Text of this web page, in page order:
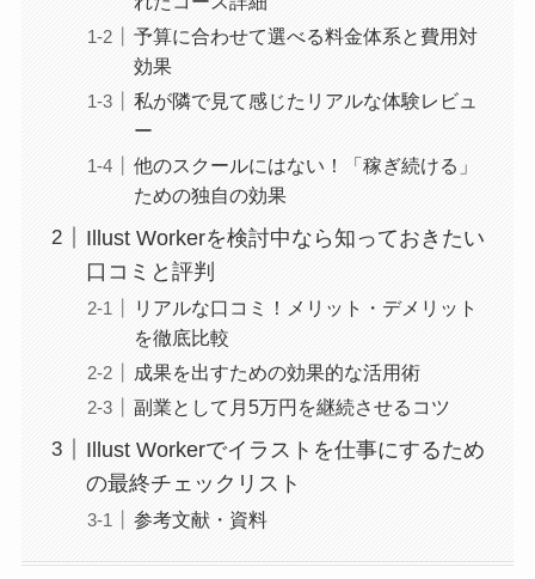
予算に合わせて選べる料金体系と費用対
効果
私が隣で見て感じたリアルな体験レビュ
ー
他のスクールにはない！「稼ぎ続ける」
ための独自の効果
Illust Workerを検討中なら知っておきたい
口コミと評判
リアルな口コミ！メリット・デメリット
を徹底比較
成果を出すための効果的な活用術
副業として月5万円を継続させるコツ
Illust Workerでイラストを仕事にするため
の最終チェックリスト
参考文献・資料